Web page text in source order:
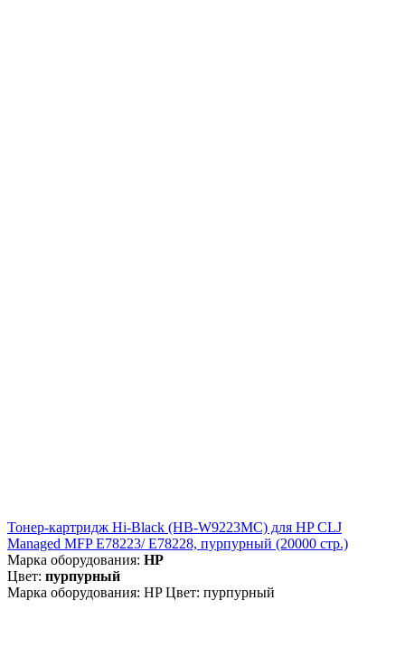
Тонер-картридж Hi-Black (HB-W9223MC) для HP CLJ
Managed MFP E78223/ E78228, пурпурный (20000 стр.)
Марка оборудования: HP
Цвет: пурпурный
Марка оборудования: HP Цвет: пурпурный